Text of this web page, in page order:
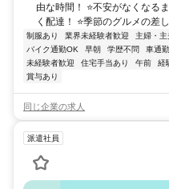
由な時間！ ⭐不安がなくなる
く配達！ ⭐季節のグルメの差
制服あり 業界未経験者歓迎 主婦・主
バイク通勤OK
早朝 学歴不問 車通
未経験者歓迎
住宅手当あり 午前 経
賞与あり
同じ企業の求人
派遣社員